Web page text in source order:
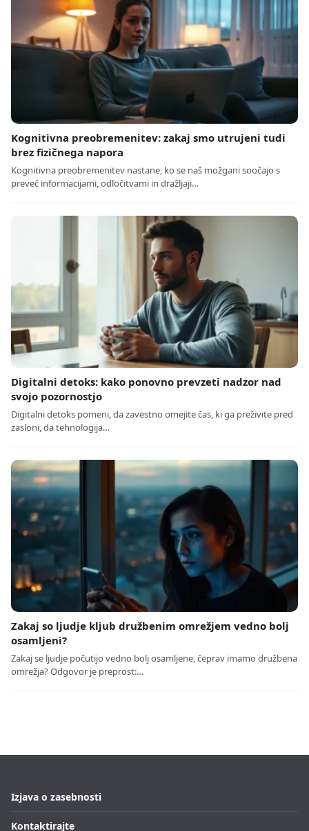
Kognitivna preobremenitev: zakaj smo utrujeni tudi
brez fizičnega napora
Kognitivna preobremenitev nastane, ko se naš možgani soočajo s
preveč informacijami, odločitvami in dražljaji…
Digitalni detoks: kako ponovno prevzeti nadzor nad
svojo pozornostjo
Digitalni detoks pomeni, da zavestno omejite čas, ki ga preživite pred
zasloni, da tehnologija…
Zakaj so ljudje kljub družbenim omrežjem vedno bolj
osamljeni?
Zakaj se ljudje počutijo vedno bolj osamljene, čeprav imamo družbena
omrežja? Odgovor je preprost:…
Izjava o zasebnosti
Kontaktirajte